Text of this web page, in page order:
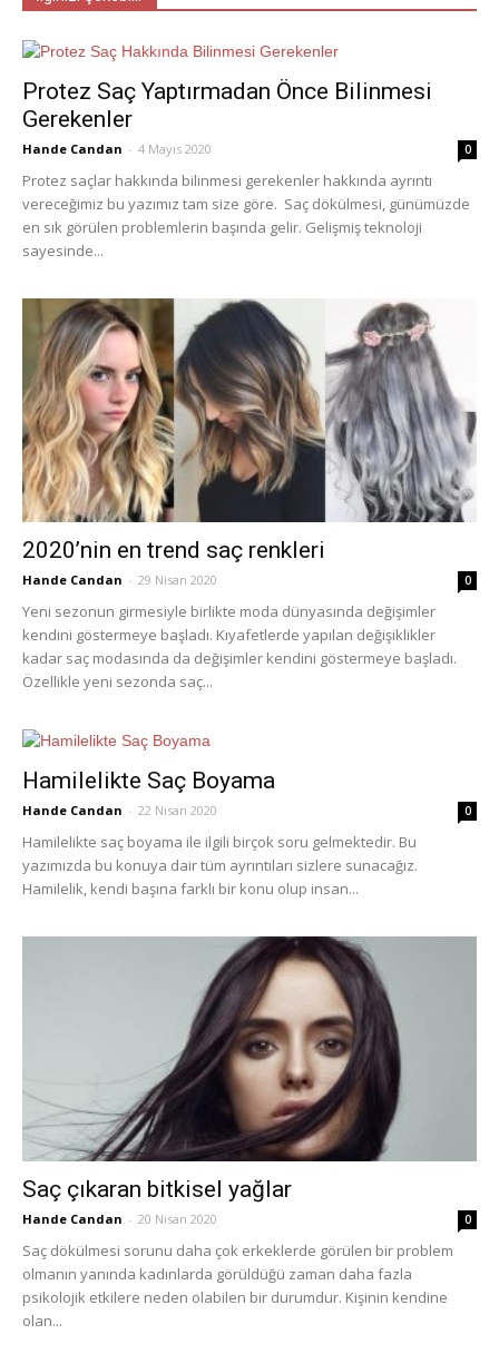
Protez Saç Yaptırmadan Önce Bilinmesi
Gerekenler
Hande Candan - 4 Mayıs 2020 0
Protez saçlar hakkında bilinmesi gerekenler hakkında ayrıntı
vereceğimiz bu yazımız tam size göre. Saç dökülmesi, günümüzde
en sık görülen problemlerin başında gelir. Gelişmiş teknoloji
sayesinde...
2020’nin en trend saç renkleri
Hande Candan - 29 Nisan 2020 0
Yeni sezonun girmesiyle birlikte moda dünyasında değişimler
kendini göstermeye başladı. Kıyafetlerde yapılan değişiklikler
kadar saç modasında da değişimler kendini göstermeye başladı.
Özellikle yeni sezonda saç...
Hamilelikte Saç Boyama
Hande Candan - 22 Nisan 2020 0
Hamilelikte saç boyama ile ilgili birçok soru gelmektedir. Bu
yazımızda bu konuya dair tüm ayrıntıları sizlere sunacağız.
Hamilelik, kendi başına farklı bir konu olup insan...
Saç çıkaran bitkisel yağlar
Hande Candan - 20 Nisan 2020 0
Saç dökülmesi sorunu daha çok erkeklerde görülen bir problem
olmanın yanında kadınlarda görüldüğü zaman daha fazla
psikolojik etkilere neden olabilen bir durumdur. Kişinin kendine
olan...